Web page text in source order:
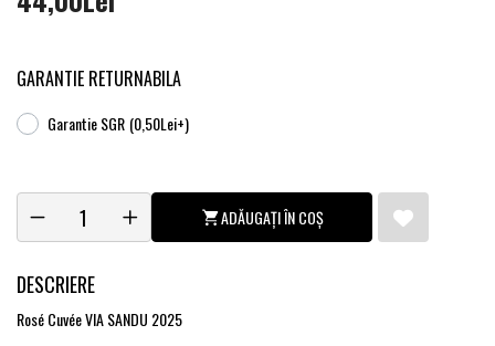
GARANTIE RETURNABILA
Garantie SGR (0,50Lei+)
ADĂUGAȚI ÎN COȘ
DESCRIERE
Rosé Cuvée VIA SANDU 2025